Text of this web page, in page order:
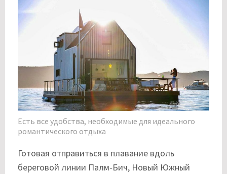
Есть все удобства, необходимые для идеального
романтического отдыха
Готовая отправиться в плавание вдоль
береговой линии Палм-Бич, Новый Южный